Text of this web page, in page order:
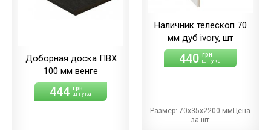
Доборная доска ПВХ
100 мм венге
444 грн
штука
Наличник телескоп 70
мм дуб ivory, шт
440 грн
штука
Размер: 70х35х2200 ммЦена
за шт